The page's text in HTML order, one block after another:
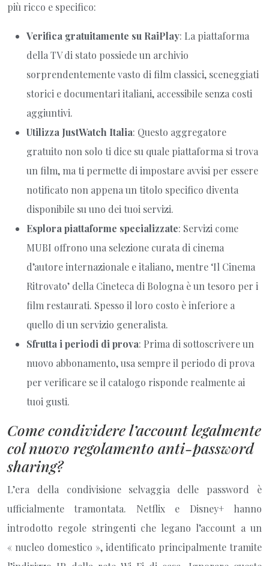
più ricco e specifico:
Verifica gratuitamente su RaiPlay: La piattaforma
della TV di stato possiede un archivio
sorprendentemente vasto di film classici, sceneggiati
storici e documentari italiani, accessibile senza costi
aggiuntivi.
Utilizza JustWatch Italia: Questo aggregatore
gratuito non solo ti dice su quale piattaforma si trova
un film, ma ti permette di impostare avvisi per essere
notificato non appena un titolo specifico diventa
disponibile su uno dei tuoi servizi.
Esplora piattaforme specializzate: Servizi come
MUBI offrono una selezione curata di cinema
d’autore internazionale e italiano, mentre ‘Il Cinema
Ritrovato’ della Cineteca di Bologna è un tesoro per i
film restaurati. Spesso il loro costo è inferiore a
quello di un servizio generalista.
Sfrutta i periodi di prova: Prima di sottoscrivere un
nuovo abbonamento, usa sempre il periodo di prova
per verificare se il catalogo risponde realmente ai
tuoi gusti.
Come condividere l’account legalmente
col nuovo regolamento anti-password
sharing?
L’era della condivisione selvaggia delle password è
ufficialmente tramontata. Netflix e Disney+ hanno
introdotto regole stringenti che legano l’account a un
« nucleo domestico », identificato principalmente tramite